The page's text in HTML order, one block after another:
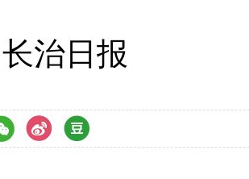
治日报